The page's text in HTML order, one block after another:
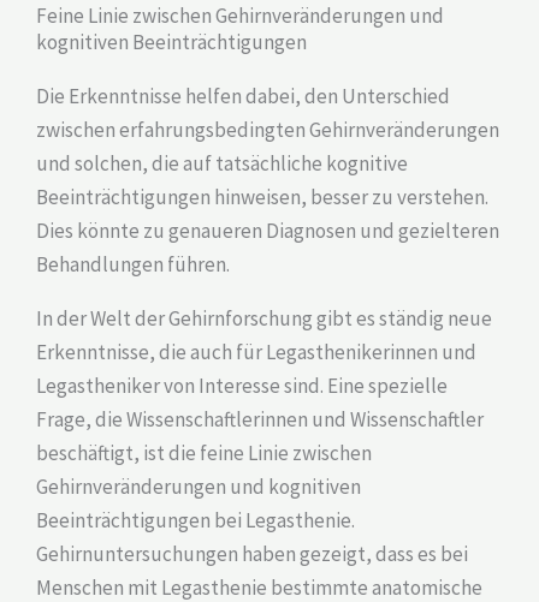
Feine Linie zwischen Gehirnveränderungen und
kognitiven Beeinträchtigungen
Die Erkenntnisse helfen dabei, den Unterschied
zwischen erfahrungsbedingten Gehirnveränderungen
und solchen, die auf tatsächliche kognitive
Beeinträchtigungen hinweisen, besser zu verstehen.
Dies könnte zu genaueren Diagnosen und gezielteren
Behandlungen führen.
In der Welt der Gehirnforschung gibt es ständig neue
Erkenntnisse, die auch für Legasthenikerinnen und
Legastheniker von Interesse sind. Eine spezielle
Frage, die Wissenschaftlerinnen und Wissenschaftler
beschäftigt, ist die feine Linie zwischen
Gehirnveränderungen und kognitiven
Beeinträchtigungen bei Legasthenie.
Gehirnuntersuchungen haben gezeigt, dass es bei
Menschen mit Legasthenie bestimmte anatomische